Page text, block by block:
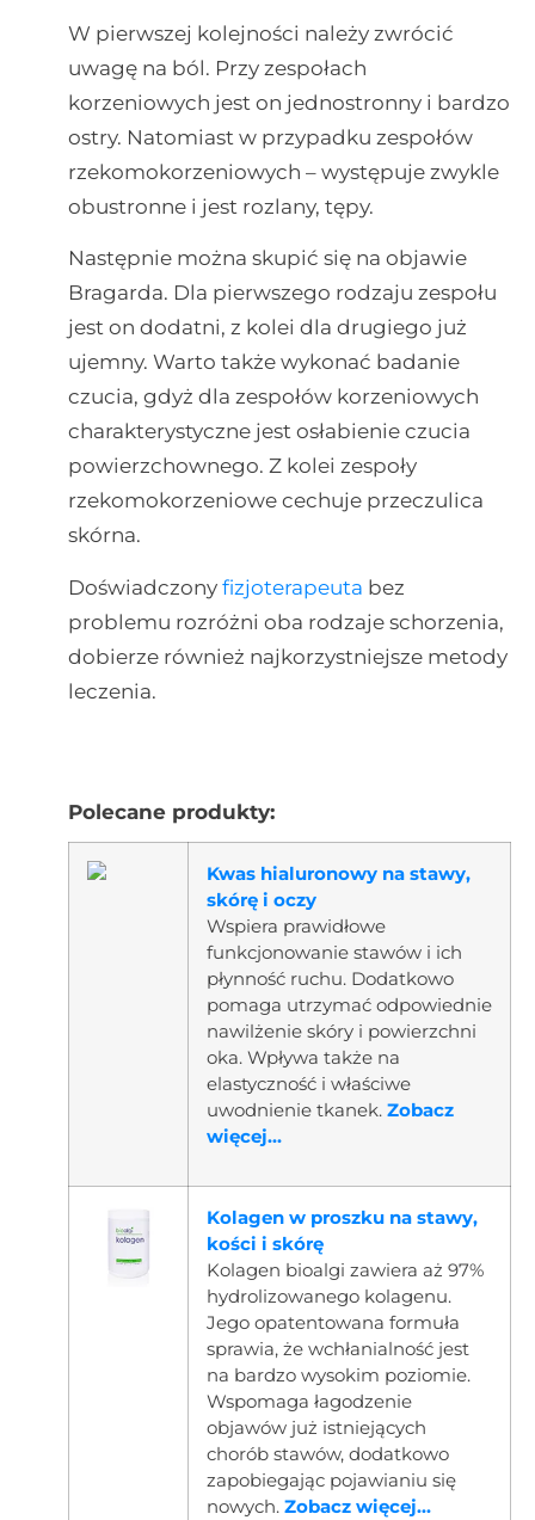
W pierwszej kolejności należy zwrócić
uwagę na ból. Przy zespołach
korzeniowych jest on jednostronny i bardzo
ostry. Natomiast w przypadku zespołów
rzekomokorzeniowych – występuje zwykle
obustronne i jest rozlany, tępy.
Następnie można skupić się na objawie
Bragarda. Dla pierwszego rodzaju zespołu
jest on dodatni, z kolei dla drugiego już
ujemny. Warto także wykonać badanie
czucia, gdyż dla zespołów korzeniowych
charakterystyczne jest osłabienie czucia
powierzchownego. Z kolei zespoły
rzekomokorzeniowe cechuje przeczulica
skórna.
Doświadczony fizjoterapeuta bez
problemu rozróżni oba rodzaje schorzenia,
dobierze również najkorzystniejsze metody
leczenia.
Polecane produkty:
Kwas hialuronowy na stawy,
skórę i oczy
Wspiera prawidłowe
funkcjonowanie stawów i ich
płynność ruchu. Dodatkowo
pomaga utrzymać odpowiednie
nawilżenie skóry i powierzchni
oka. Wpływa także na
elastyczność i właściwe
uwodnienie tkanek. Zobacz
więcej...
Kolagen w proszku na stawy,
kości i skórę
Kolagen bioalgi zawiera aż 97%
hydrolizowanego kolagenu.
Jego opatentowana formuła
sprawia, że wchłanialność jest
na bardzo wysokim poziomie.
Wspomaga łagodzenie
objawów już istniejących
chorób stawów, dodatkowo
zapobiegając pojawianiu się
nowych. Zobacz więcej...